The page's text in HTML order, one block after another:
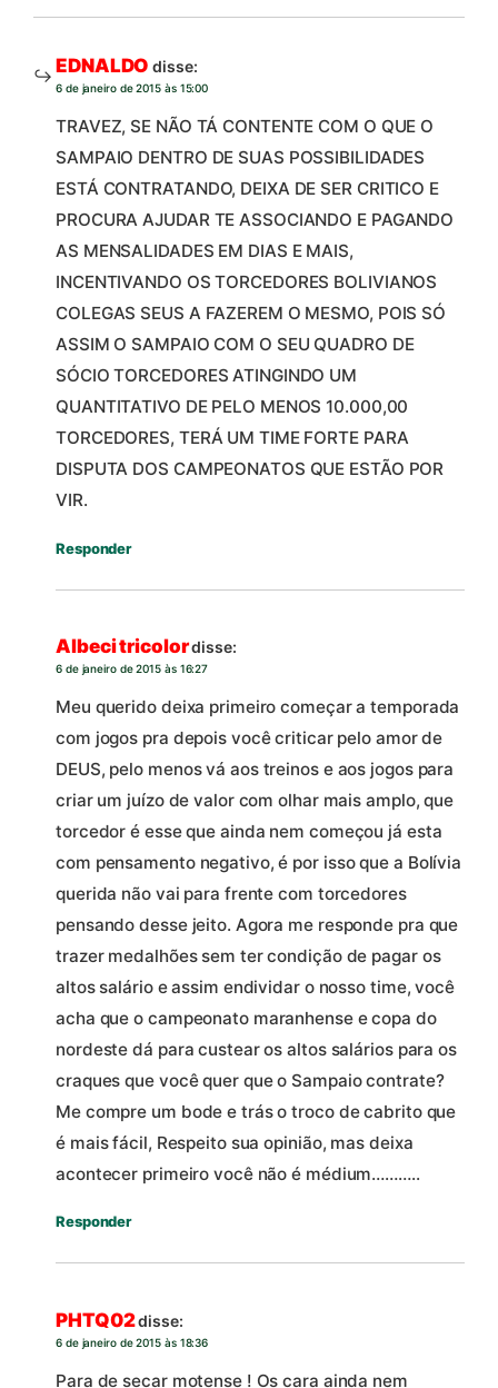
EDNALDO disse:
6 de janeiro de 2015 às 15:00
TRAVEZ, SE NÃO TÁ CONTENTE COM O QUE O
SAMPAIO DENTRO DE SUAS POSSIBILIDADES
ESTÁ CONTRATANDO, DEIXA DE SER CRITICO E
PROCURA AJUDAR TE ASSOCIANDO E PAGANDO
AS MENSALIDADES EM DIAS E MAIS,
INCENTIVANDO OS TORCEDORES BOLIVIANOS
COLEGAS SEUS A FAZEREM O MESMO, POIS SÓ
ASSIM O SAMPAIO COM O SEU QUADRO DE
SÓCIO TORCEDORES ATINGINDO UM
QUANTITATIVO DE PELO MENOS 10.000,00
TORCEDORES, TERÁ UM TIME FORTE PARA
DISPUTA DOS CAMPEONATOS QUE ESTÃO POR
VIR.
Responder
Albeci tricolordisse:
6 de janeiro de 2015 às 16:27
Meu querido deixa primeiro começar a temporada
com jogos pra depois você criticar pelo amor de
DEUS, pelo menos vá aos treinos e aos jogos para
criar um juízo de valor com olhar mais amplo, que
torcedor é esse que ainda nem começou já esta
com pensamento negativo, é por isso que a Bolívia
querida não vai para frente com torcedores
pensando desse jeito. Agora me responde pra que
trazer medalhões sem ter condição de pagar os
altos salário e assim endividar o nosso time, você
acha que o campeonato maranhense e copa do
nordeste dá para custear os altos salários para os
craques que você quer que o Sampaio contrate?
Me compre um bode e trás o troco de cabrito que
é mais fácil, Respeito sua opinião, mas deixa
acontecer primeiro você não é médium………..
Responder
PHTQ02disse:
6 de janeiro de 2015 às 18:36
Para de secar motense ! Os cara ainda nem